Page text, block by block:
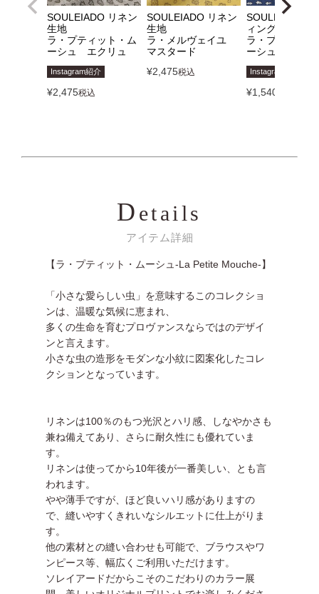
SOULEIADO リネン
生地
ラ・プティット・ム
ーシュ エクリュ
Instagram紹介
¥2,475税込
SOULEIADO リネン
生地
ラ・メルヴェイユ
マスタード
¥2,475税込
SOULEIADO キ
ィング生地
ラ・プティット
ーシュ ネイビ
Instagram紹介
¥1,540
D etails
アイテム詳細
【ラ・プティット・ムーシュ-La Petite Mouche-】
「小さな愛らしい虫」を意味するこのコレクショ
ンは、温暖な気候に恵まれ、
多くの生命を育むプロヴァンスならではのデザイ
ンと言えます。
小さな虫の造形をモダンな小紋に図案化したコレ
クションとなっています。
リネンは100％のもつ光沢とハリ感、しなやかさも
兼ね備えてあり、さらに耐久性にも優れていま
す。
リネンは使ってから10年後が一番美しい、とも言
われます。
やや薄手ですが、ほど良いハリ感がありますの
で、縫いやすくきれいなシルエットに仕上がりま
す。
他の素材との縫い合わせも可能で、ブラウスやワ
ンピース等、幅広くご利用いただけます。
ソレイアードだからこそのこだわりのカラー展